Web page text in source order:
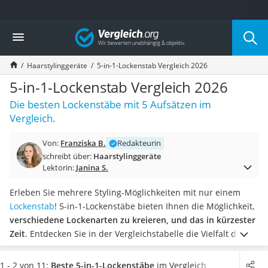
Die beliebtesten Vergleiche nach Kategorie
Drogerie
Inhalator
Haarschneider
Rollator
Braun Rasierer
Katzenklappe (Chip)
Rasierer
Massagepistole
Epilierer
Eiweißpulver
Magnesiumpräparat
Katzenklappe
Nackenmassagegerät
Zeckenschutz Katze
leichter Haartrockner
Vergleich
Haarstylinggeräte 5-in-1-Lockenstab Vergleich 2026
5-in-1-Lockenstab Vergleich 2026
Die besten Lockenstäbe mit 5 Aufsätzen im
Vergleich.
Von: Franziska B.
Redakteurin
schreibt über: Haarstylinggeräte
Lektorin: Janina S.
Erleben Sie mehrere Styling-Möglichkeiten mit nur einem
Lockenstab! 5-in-1-Lockenstäbe bieten Ihnen die Möglichkeit,
verschiedene Lockenarten zu kreieren, und das in kürzester
Zeit. Entdecken Sie in der Vergleichstabelle die Vielfalt der
austauschbaren Aufsätze. Laut diversen Online-Tests
bestehen die Lockenstäbe meist aus Turmalin-Keramik.
1 - 2 von 11: Beste 5-in-1-Lockenstäbe im Vergleich